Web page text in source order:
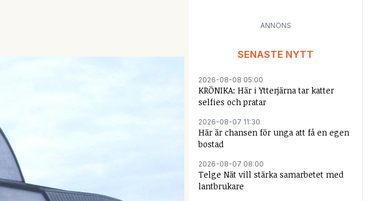
ANNONS
SENASTE NYTT
2026-08-08 05:00
KRÖNIKA: Här i Ytterjärna tar katter
selfies och pratar
2026-08-07 11:30
Här är chansen för unga att få en egen
bostad
2026-08-07 08:00
Telge Nät vill stärka samarbetet med
lantbrukare